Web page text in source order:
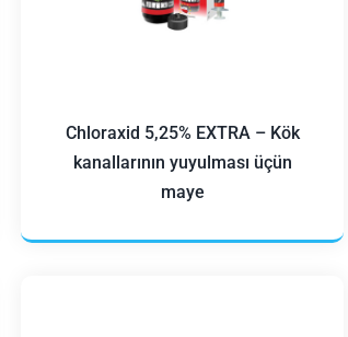
Chloraxid 5,25% EXTRA – Kök
kanallarının yuyulması üçün
maye